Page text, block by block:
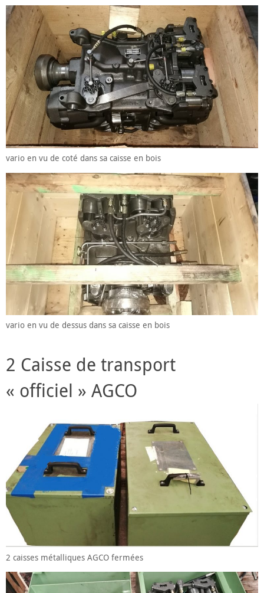
vario en vu de coté dans sa caisse en bois
vario en vu de dessus dans sa caisse en bois
2 Caisse de transport
« officiel » AGCO
2 caisses métalliques AGCO fermées